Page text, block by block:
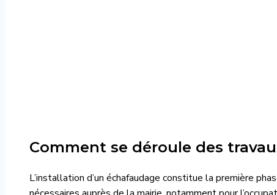
Comment se déroule des
L’installation d’un échafaudage constitue la première